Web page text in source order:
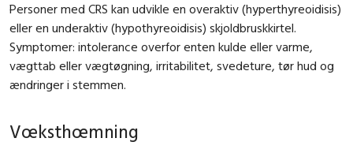
Personer med CRS kan udvikle en overaktiv (hyperthyreoidisis)
eller en underaktiv (hypothyreoidisis) skjoldbruskkirtel.
Symptomer: intolerance overfor enten kulde eller varme,
vægttab eller vægtøgning, irritabilitet, svedeture, tør hud og
ændringer i stemmen.
Vœksthœmning